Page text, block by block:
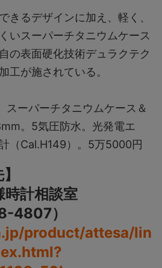
きるデザインに加え、軽く、
いスーパーチタニウムケース
の表面硬化技術デュラクテク
工が施されている。
ーパーチタニウムケース＆
。5気圧防水。光発電エ
（Cal.H149）。5万5000円
計相談室
4807）
product/attesa/lin